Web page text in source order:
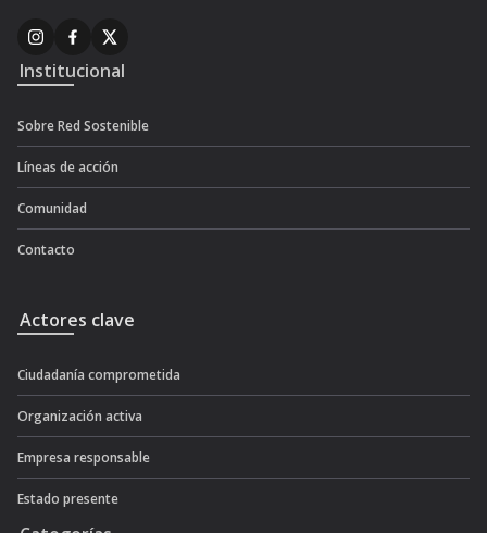
Institucional
Sobre Red Sostenible
Líneas de acción
Comunidad
Contacto
Actores clave
Ciudadanía comprometida
Organización activa
Empresa responsable
Estado presente